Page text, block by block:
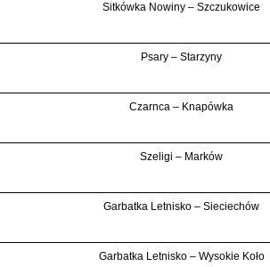
Sitkówka Nowiny – Szczukowice
Psary – Starzyny
Czarnca – Knapówka
Szeligi – Marków
Garbatka Letnisko – Sieciechów
Garbatka Letnisko – Wysokie Koło